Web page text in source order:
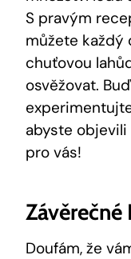
S pravým
můžete každý
chuťovou
osvěžovat.
abyste
pro vás!
Doufám, že